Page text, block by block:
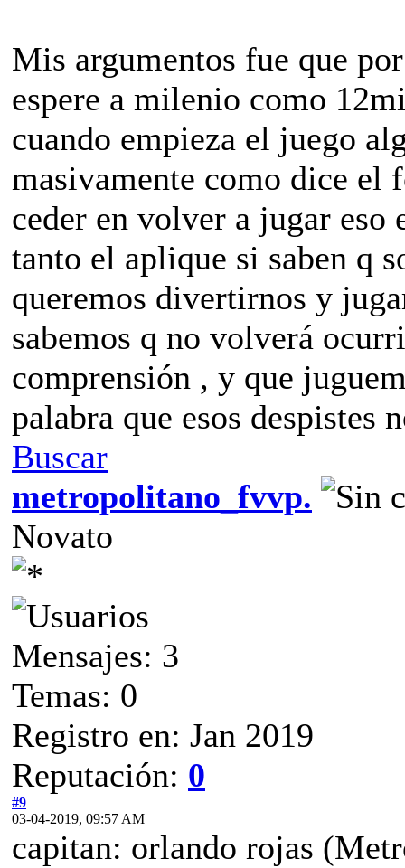
Mis argumentos fue que
espere a milenio como
cuando empieza el juego
masivamente como dice el
ceder en volver a jugar eso
tanto el aplique si saben q
queremos divertirnos y
sabemos q no volverá
comprensión , y que
palabra que esos despistes
Buscar
metropolitano_fvvp.
Novato
Mensajes: 3
Temas: 0
Registro en: Jan 2019
Reputación: 0
#9
03-04-2019, 09:57 AM
capitan: orlando rojas